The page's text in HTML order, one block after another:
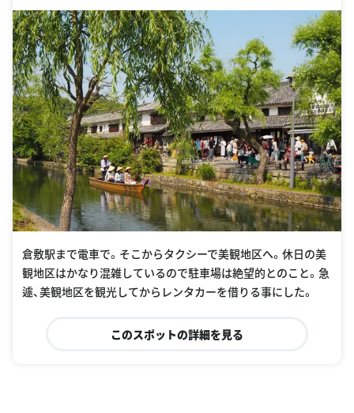
倉敷駅まで電車で。そこからタクシーで美観地区へ。休日の美
観地区はかなり混雑しているので駐車場は絶望的とのこと。急
遽、美観地区を観光してからレンタカーを借りる事にした。
このスポットの詳細を見る